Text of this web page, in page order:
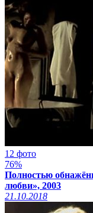
12 фото
76%
Полностью
любви», 2003
21.10.2018